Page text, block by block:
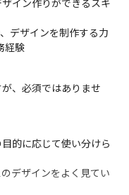
イン作りができるスキ
デザインを制作する力
経験
、必須ではありませ
的に応じて使い分けら
デザインをよく見てい